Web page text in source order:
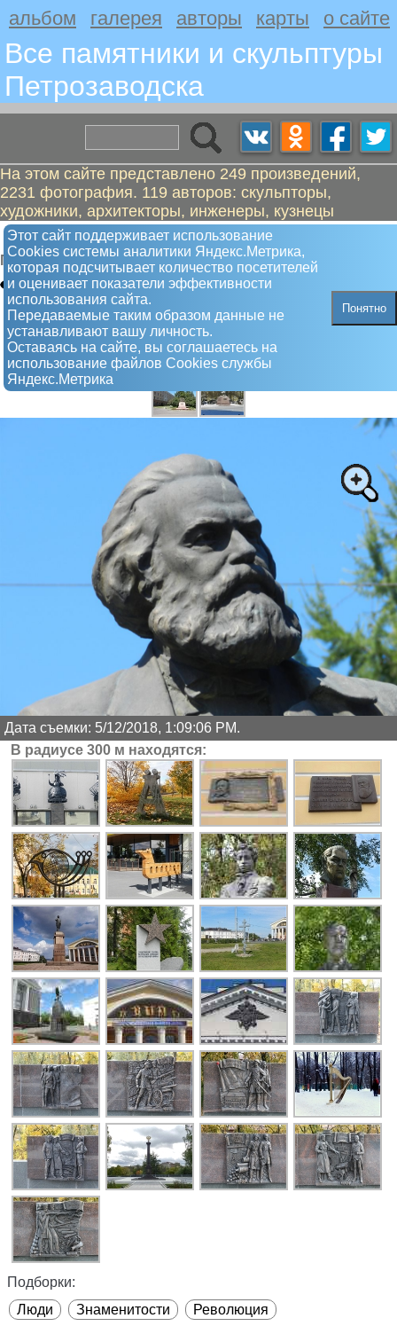
альбом галерея авторы карты о сайте
Все памятники и скульптуры
Петрозаводскa
На этом сайте представлено 249 произведений,
2231 фотография. 119 авторов: скульпторы,
художники, архитекторы, инженеры, кузнецы
Этот сайт поддерживает использование
Сookies системы аналитики Яндекс.Метрика,
которая подсчитывает количество посетителей
и оценивает показатели эффективности
использования сайта.
Передаваемые таким образом данные не
устанавливают вашу личность.
Оставаясь на сайте, вы соглашаетесь на
использование файлов Сookies службы
Яндекс.Метрика
Понятно
Маркс и Энгельс
Памятник
Дата съемки: 5/12/2018, 1:09:06 PM.
В радиусе 300 м находятся:
Подборки:
Люди
Знаменитости Революция